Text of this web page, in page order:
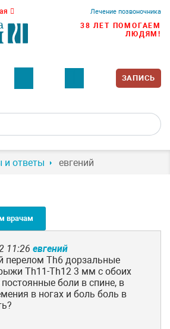
Лечение позвоночника
38 ЛЕТ ПОМОГАЕМ
ЛЮДЯМ!
ЗАПИСЬ
и ответы евгений
врачам
11:26 евгений
перелом Th6 дорзальные
Th11-Th12 3 мм с обоих
боли в спине, в
в ногах и боль боль в